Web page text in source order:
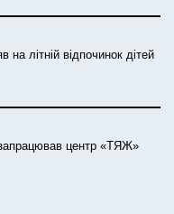
літній відпочинок дітей
центр «ТЯЖ»